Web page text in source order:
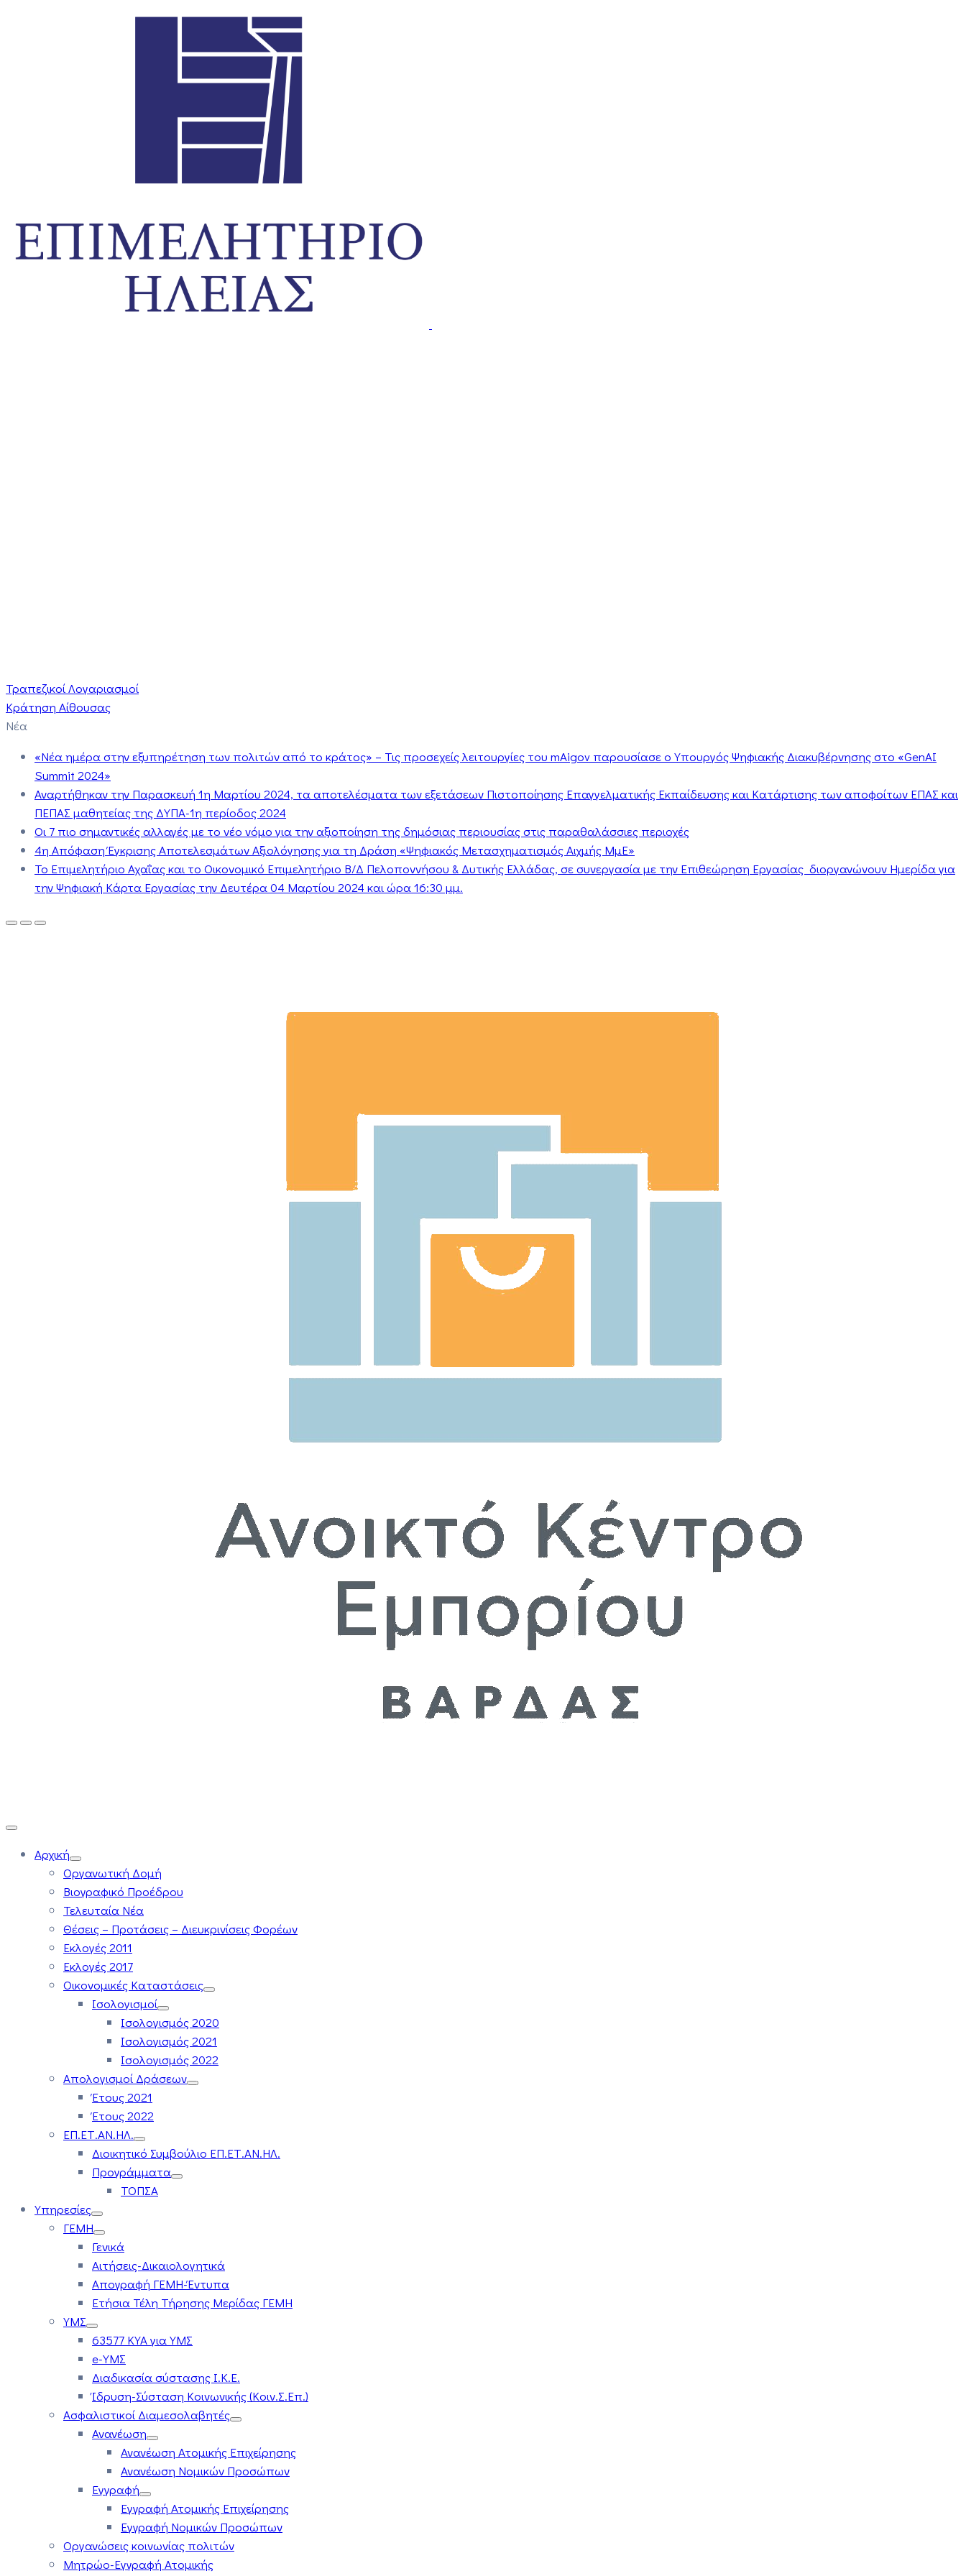
Τραπεζικοί Λογαριασμοί
Κράτηση Αίθουσας
Νέα
«Νέα ημέρα στην εξυπηρέτηση των πολιτών από το κράτος» – Τις προσεχείς λειτουργίες του mAigov παρουσίασε ο Υπουργός Ψηφιακής Διακυβέρνησης στο «GenAI
Summit 2024»
Αναρτήθηκαν την Παρασκευή 1η Μαρτίου 2024, τα αποτελέσματα των εξετάσεων Πιστοποίησης Επαγγελματικής Εκπαίδευσης και Κατάρτισης των αποφοίτων ΕΠΑΣ και
ΠΕΠΑΣ μαθητείας της ΔΥΠΑ-1η περίοδος 2024
Οι 7 πιο σημαντικές αλλαγές με το νέο νόμο για την αξιοποίηση της δημόσιας περιουσίας στις παραθαλάσσιες περιοχές
4η Απόφαση Έγκρισης Αποτελεσμάτων Αξιολόγησης για τη Δράση «Ψηφιακός Μετασχηματισμός Αιχμής ΜμΕ»
Το Επιμελητήριο Αχαΐας και το Οικονομικό Επιμελητήριο Β/Δ Πελοποννήσου & Δυτικής Ελλάδας, σε συνεργασία με την Επιθεώρηση Εργασίας διοργανώνουν Ημερίδα για
την Ψηφιακή Κάρτα Εργασίας την Δευτέρα 04 Μαρτίου 2024 και ώρα 16:30 μμ.
Αρχική
Οργανωτική Δομή
Βιογραφικό Προέδρου
Τελευταία Νέα
Θέσεις – Προτάσεις – Διευκρινίσεις Φορέων
Εκλογές 2011
Εκλογές 2017
Οικονομικές Καταστάσεις
Ισολογισμοί
Ισολογισμός 2020
Ισολογισμός 2021
Ισολογισμός 2022
Απολογισμοί Δράσεων
Έτους 2021
Έτους 2022
ΕΠ.ΕΤ.ΑΝ.ΗΛ.
Διοικητικό Συμβούλιο ΕΠ.ΕΤ.ΑΝ.ΗΛ.
Προγράμματα
ΤΟΠΣΑ
Υπηρεσίες
ΓΕΜΗ
Γενικά
Αιτήσεις-Δικαιολογητικά
Απογραφή ΓΕΜΗ-Έντυπα
Ετήσια Τέλη Τήρησης Μερίδας ΓΕΜΗ
ΥΜΣ
63577 ΚΥΑ για ΥΜΣ
e-ΥΜΣ
Διαδικασία σύστασης Ι.Κ.Ε.
Ίδρυση-Σύσταση Κοινωνικής (Κοιν.Σ.Επ.)
Ασφαλιστικοί Διαμεσολαβητές
Ανανέωση
Ανανέωση Ατομικής Επιχείρησης
Ανανέωση Νομικών Προσώπων
Εγγραφή
Εγγραφή Ατομικής Επιχείρησης
Εγγραφή Νομικών Προσώπων
Οργανώσεις κοινωνίας πολιτών
Μητρώο-Εγγραφή Ατομικής